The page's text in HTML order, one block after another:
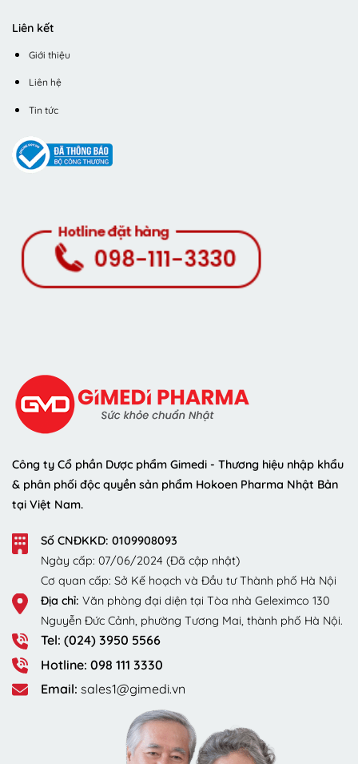
Liên kết
Giới thiệu
Liên hệ
Tin tức
Công ty Cổ phần Dược phẩm Gimedi - Thương hiệu nhập khẩu
& phân phối độc quyền sản phẩm Hokoen Pharma Nhật Bản
tại Việt Nam.
Số CNĐKKD: 0109908093
Ngày cấp: 07/06/2024 (Đã cập nhật)
Cơ quan cấp: Sở Kế hoạch và Đầu tư Thành phố Hà Nội
Địa chỉ: Văn phòng đại diện tại Tòa nhà Geleximco 130
Nguyễn Đức Cảnh, phường Tương Mai, thành phố Hà Nội.
Tel: (024) 3950 5566
Hotline: 098 111 3330
Email: sales1@gimedi.vn